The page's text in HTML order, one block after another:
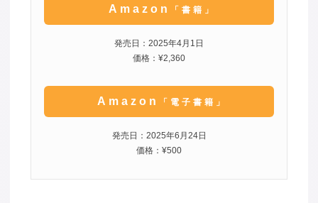
Amazon 「書籍」
発売日：2025年4月1日
価格：¥2,360
Amazon 「電子書籍」
発売日：2025年6月24日
価格：¥500